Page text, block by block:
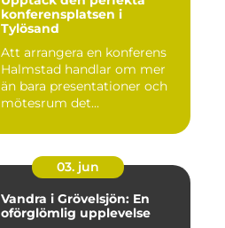
konferensplatsen i
Tylösand
Att arrangera en konferens
Halmstad handlar om mer
än bara presentationer och
mötesrum det...
03. jun
Vandra i Grövelsjön: En
oförglömlig upplevelse